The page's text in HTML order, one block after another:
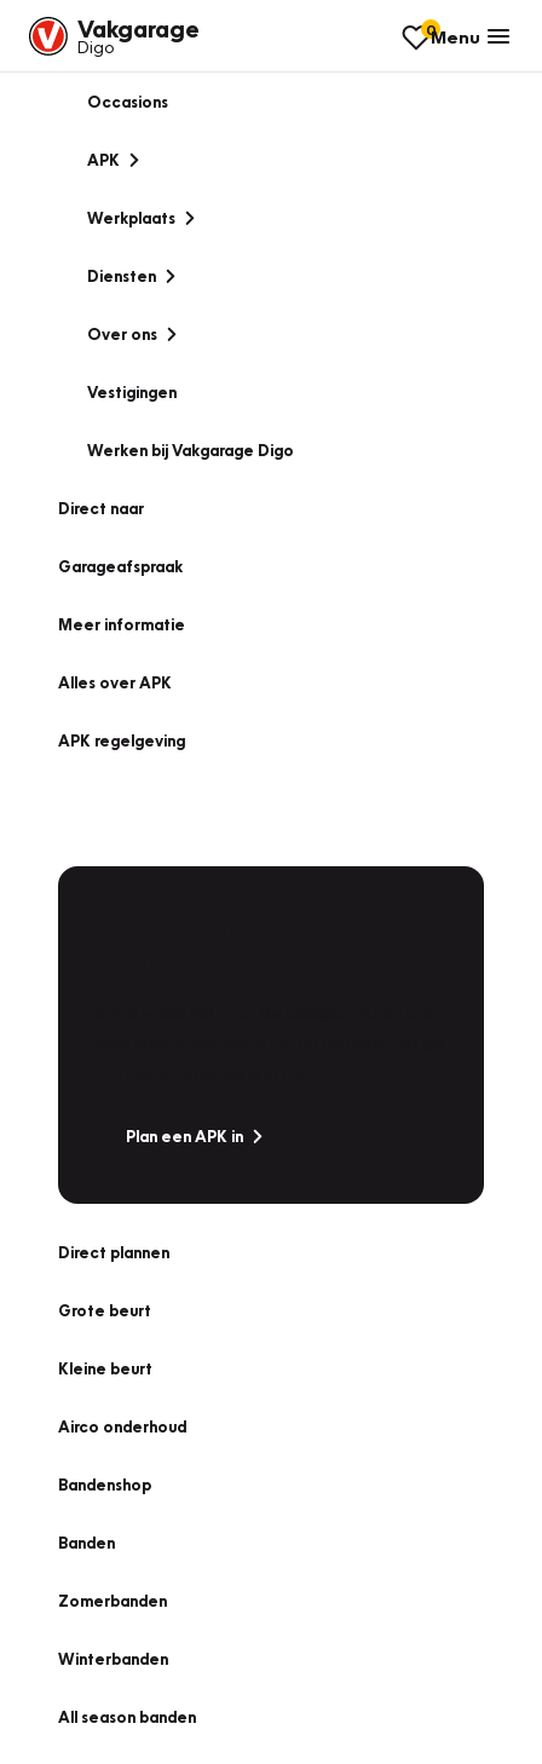
Vakgarage
Digo
0Menu
Occasions
APK
Werkplaats
Diensten
Over ons
Vestigingen
Werken bij Vakgarage Digo
Direct naar
Garageafspraak
Meer informatie
Alles over APK
APK regelgeving
Plan een APK in
Direct plannen
Grote beurt
Kleine beurt
Airco onderhoud
Bandenshop
Banden
Zomerbanden
Winterbanden
All season banden